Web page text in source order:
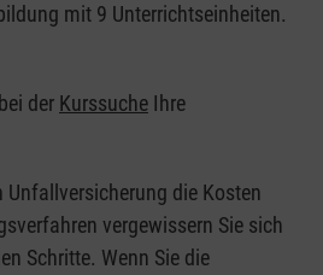
mit 9 Unterrichtseinheiten.
der Kurssuche Ihre
Unfallversicherung die Kosten
vergewissern Sie sich
Schritte. Wenn Sie die